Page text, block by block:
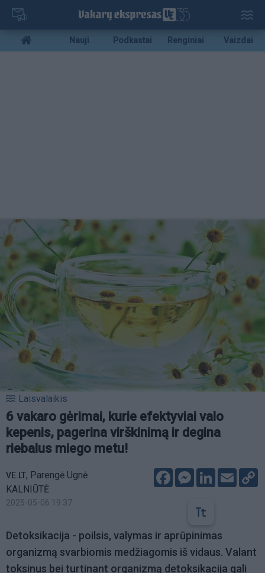
Pereiti
pagrindinį
turinį
Mobile
menu
Nauji Podkastai Renginiai Vaizdai
Laisvalaikis
6 vakaro gėrimai, kurie efektyviai valo
kepenis, pagerina virškinimą ir degina
riebalus miego metu!
VE.LT, Parengė Ugnė
KALNIŪTĖ
2025-05-06 19:37
FacebookMessenger
LinkedIn
Email
Detoksikacija - poilsis, valymas ir aprūpinimas
organizmą svarbiomis medžiagomis iš vidaus. Valant
toksinus bei turtinant organizmą detoksikacija gali